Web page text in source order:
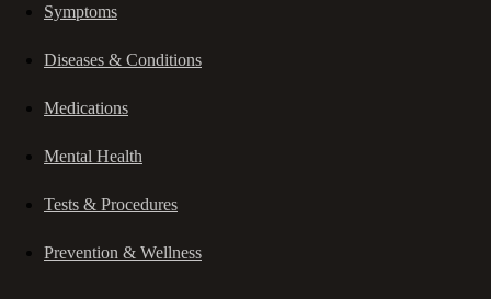
Symptoms
Diseases & Conditions
Medications
Mental Health
Tests & Procedures
Prevention & Wellness